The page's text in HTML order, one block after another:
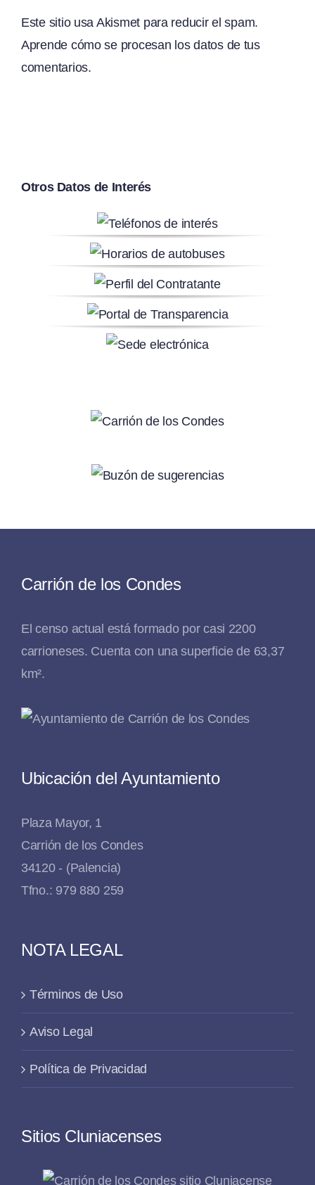
Este sitio usa Akismet para reducir el spam.
Aprende cómo se procesan los datos de tus
comentarios.
Otros Datos de Interés
Carrión de los Condes
El censo actual está formado por casi 2200
carrioneses. Cuenta con una superficie de 63,37
km².
Ubicación del Ayuntamiento
Plaza Mayor, 1
Carrión de los Condes
34120 - (Palencia)
Tfno.: 979 880 259
NOTA LEGAL
Términos de Uso
Aviso Legal
Política de Privacidad
Sitios Cluniacenses